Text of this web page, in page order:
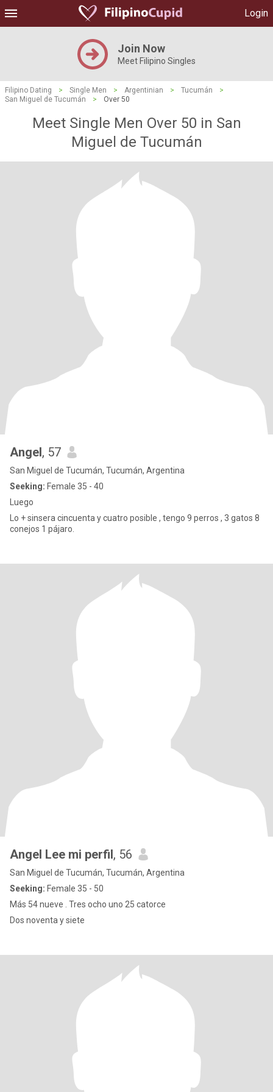
Login
Join Now
Meet Filipino Singles
Filipino Dating > Single Men > Argentinian > Tucumán
>
San Miguel de Tucumán
> Over 50
Meet Single Men Over 50 in San
Miguel de Tucumán
Angel, 57
San Miguel de Tucumán, Tucumán, Argentina
Seeking: Female 35 - 40
Luego
Lo + sinsera cincuenta y cuatro posible , tengo 9 perros , 3 gatos 8
conejos 1 pájaro.
Angel Lee mi perfil, 56
San Miguel de Tucumán, Tucumán, Argentina
Seeking: Female 35 - 50
Más 54 nueve . Tres ocho uno 25 catorce
Dos noventa y siete